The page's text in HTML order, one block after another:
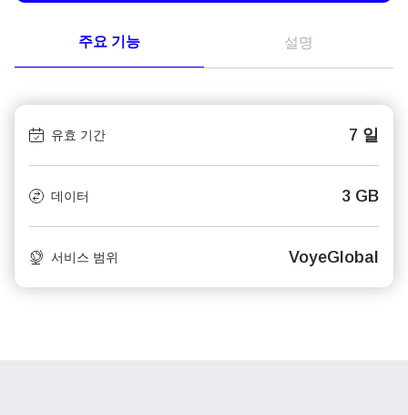
주요 기능 설명
유효 기간 7 일
데이터 3 GB
서비스 범위 VoyeGlobal